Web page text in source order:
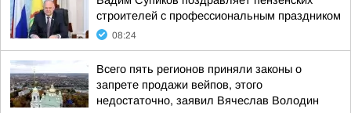
строителей с профессиональным праздником
08:24
Всего пять регионов приняли законы о
запрете продажи вейпов, этого
недостаточно, заявил Вячеслав Володин